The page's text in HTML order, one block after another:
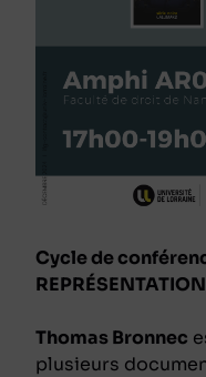
Cycle de
Thomas Bronnec
plusieurs